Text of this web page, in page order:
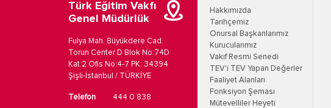
Türk Eğitim Vakfı
Genel Müdürlük
Fulya Mah. Büyükdere Cad.
Torun Center D Blok No:74D
Kat:2 Ofis No:4-7 PK: 34394
Şişli-İstanbul / TÜRKİYE
Telefon 444 0 838
Hakkımızda
Tarihçemiz
Onursal Başkanlarımız
Kurucularımız
Vakıf Resmi Senedi
TEV'i TEV Yapan Değerler
Faaliyet Alanları
Fonksiyon Şeması
Mütevelliler Heyeti